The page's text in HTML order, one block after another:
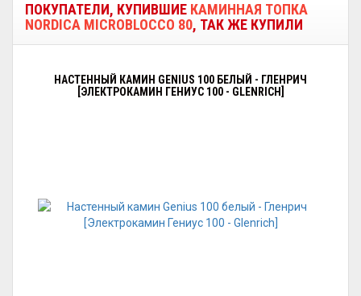
ПОКУПАТЕЛИ, КУПИВШИЕ КАМИННАЯ ТОПКА
NORDICA MICROBLOCCO 80, ТАК ЖЕ КУПИЛИ
НАСТЕННЫЙ КАМИН GENIUS 100 БЕЛЫЙ - ГЛЕНРИЧ
[ЭЛЕКТРОКАМИН ГЕНИУС 100 - GLENRICH]